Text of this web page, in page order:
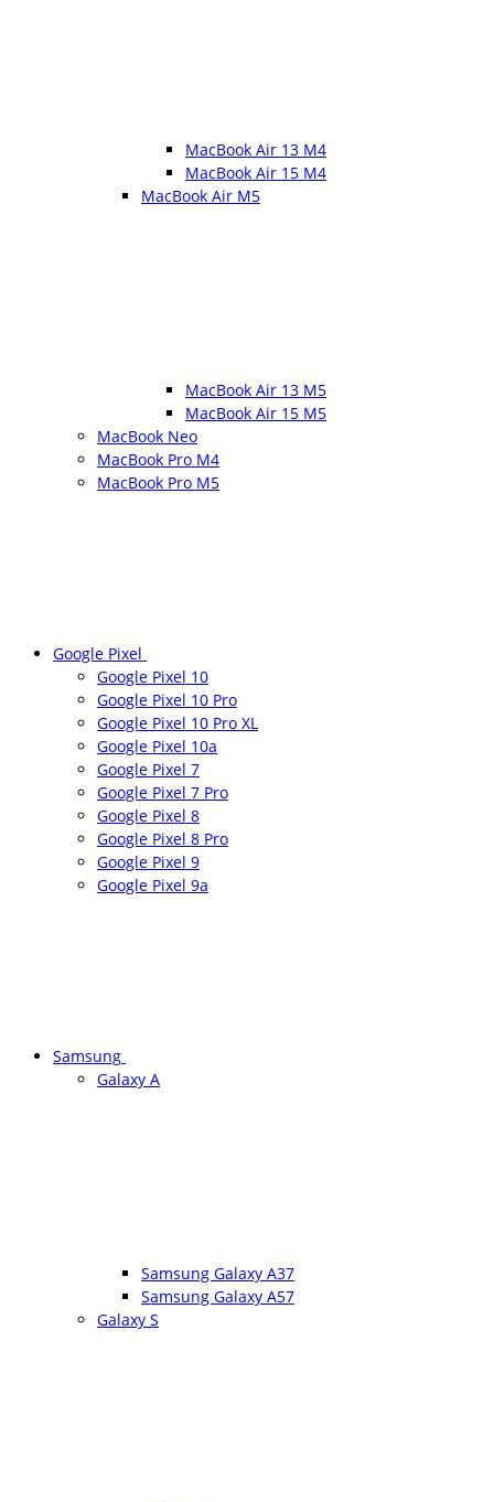
MacBook Air 13 M4
MacBook Air 15 M4
MacBook Air M5
MacBook Air 13 M5
MacBook Air 15 M5
MacBook Neo
MacBook Pro M4
MacBook Pro M5
Google Pixel
Google Pixel 10
Google Pixel 10 Pro
Google Pixel 10 Pro XL
Google Pixel 10a
Google Pixel 7
Google Pixel 7 Pro
Google Pixel 8
Google Pixel 8 Pro
Google Pixel 9
Google Pixel 9a
Samsung
Galaxy A
Samsung Galaxy A37
Samsung Galaxy A57
Galaxy S